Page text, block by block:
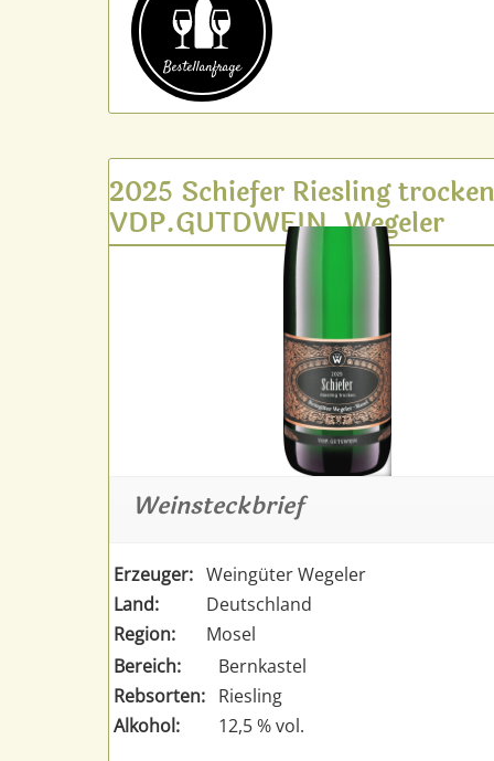
Bestell­anfrage
2025 Schiefer Riesling
VDP.GUTDWEIN, Wegeler
Weinsteckbrief
Erzeuger: Weingüter Wegeler
Land:
Deutschland
Region:
Mosel
Bereich:
Bernkastel
Rebsorten: Riesling
Alkohol:
12,5 % vol.